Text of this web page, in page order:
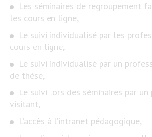
Les séminaires de regroupement
les cours en ligne,
Le suivi individualisé par les
cours en ligne,
Le suivi individualisé par un
de thèse,
Le suivi lors des séminaires par un
visitant,
L’accès à l’intranet pédagogique,